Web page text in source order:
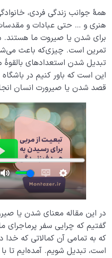
همۀ جوانب زندگی فردی،
هنری و … حتی عبادات و
برای شدن یا صیروت ما هستند.
تمرین است. چیزی‌که باعث
تبدیل شدن استعدادهای بالقوۀ
این است که باور کنیم در
قصد شدن یا صیرورت انسان
در این مقاله معنای شدن یا
گفتیم که چرایی سفر
که به تمامی آن کمالاتی که خدا
است، تبدیل شویم. آمده‌­ایم تا